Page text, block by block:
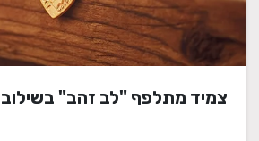
צמיד מתלפף "לב זהב" בשילוב